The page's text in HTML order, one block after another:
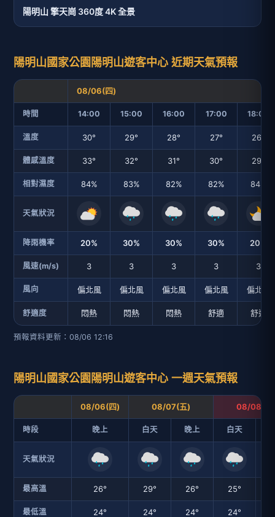
陽明山 擎天崗 360度 4K 全景
陽明山國家公園陽明山遊客中心 近期天氣預報
時間
溫度
體感溫度
相對濕度
天氣狀況
降雨機率
風速(m/s)
風向
舒適度
08/06(四)
14:00 15:00 16:00 17:00 18:00
30° 29° 28° 27° 26°
33° 32° 31° 30° 29°
84% 83% 82% 82% 84%
20% 30% 30% 30% 20%
3 3 3 3 3
偏北風 偏北風 偏北風 偏北風 偏北風
悶熱 悶熱 悶熱 舒適 舒適
預報資料更新：08/06 12:16
陽明山國家公園陽明山遊客中心 一週天氣預報
時段
天氣狀況
最高溫
最低溫
08/06(四) 08/07(五) 08/08(六)
晚上 白天 晚上 白天
26° 29° 26° 25°
24° 24° 24° 24°